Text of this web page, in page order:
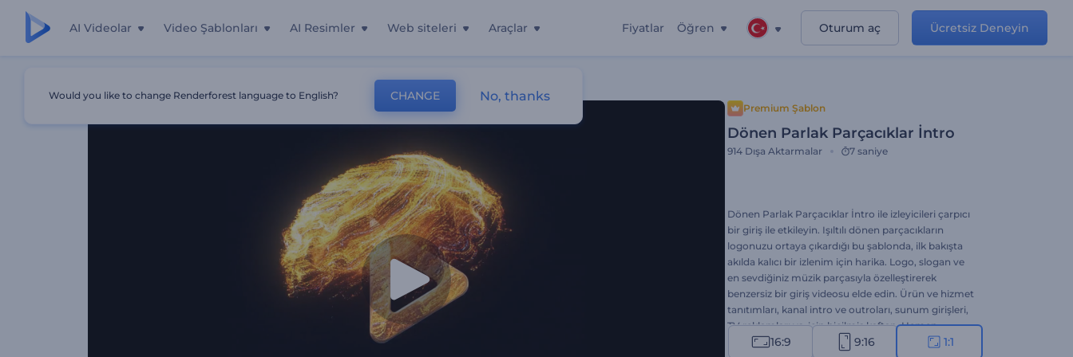
AI Videolar Video Şablonları AI Resimler Web siteleri Araçlar Fiyatlar Öğren Oturum aç Ücretsiz Deneyin
Premium Şablon
Dönen Parlak Parçacıklar İntro
914 Dışa Aktarmalar 7 saniye
Dönen Parlak Parçacıklar İntro ile izleyicileri çarpıcı
bir giriş ile etkileyin. Işıltılı dönen parçacıkların
logonuzu ortaya çıkardığı bu şablonda, ilk bakışta
akılda kalıcı bir izlenim için harika. Logo, slogan ve
en sevdiğiniz müzik parçasıyla özelleştirerek
benzersiz bir giriş videosu elde edin. Ürün ve hizmet
tanıtımları, kanal intro ve outroları, sunum girişleri,
TV reklamları vs. için biçilmiş kaftan. Hemen
oluşturun ve markanızı parlatın!
16:9 9:16 1:1
Would you like to change Renderforest language to English? CHANGE No, thanks